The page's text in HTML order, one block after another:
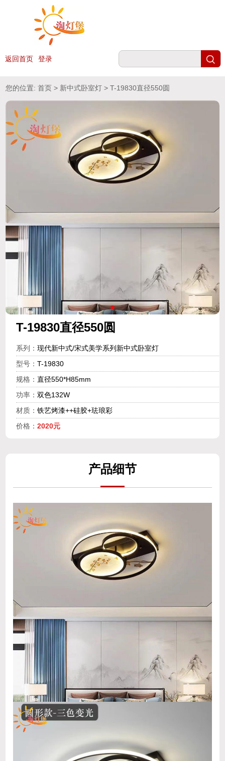
返回首页 登录
您的位置:首页 > 新中式卧室灯 > T-19830直径550圆
T-19830直径550圆
系列： 现代新中式/宋式美学系列新中式卧室灯
型号： T-19830
规格： 直径550*H85mm
功率： 双色132W
材质： 铁艺烤漆++硅胶+珐琅彩
价格： 2020元
产品细节